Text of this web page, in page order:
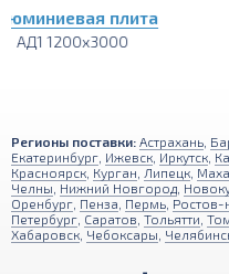
Регионы поставки: Астрахань
Екатеринбург Ижевск Иркутск
Красноярск Курган Липецк
Челны Нижний Новгород
Оренбург Пенза Пермь
Петербург Саратов Тольятти
Хабаровск Чебоксары